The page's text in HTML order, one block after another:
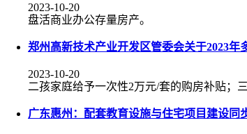
2023-10-20
盘活商业办公存量房产。
郑州高新技术产业开发区管委会关于2023年
2023-10-20
二孩家庭给予一次性2万元/套的购房补贴；
广东惠州：配套教育设施与住宅项目建设同